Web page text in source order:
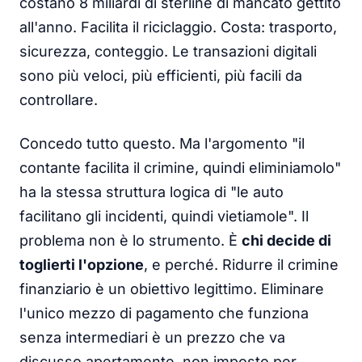
all'anno. Facilita il riciclaggio. Costa: trasporto,
sicurezza, conteggio. Le transazioni digitali
sono più veloci, più efficienti, più facili da
controllare.
Concedo tutto questo. Ma l'argomento "il
contante facilita il crimine, quindi eliminiamolo"
ha la stessa struttura logica di "le auto
facilitano gli incidenti, quindi vietiamole". Il
problema non è lo strumento. È chi decide di
toglierti l'opzione, e perché. Ridurre il crimine
finanziario è un obiettivo legittimo. Eliminare
l'unico mezzo di pagamento che funziona
senza intermediari è un prezzo che va